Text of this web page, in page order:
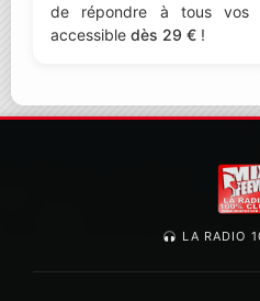
de répondre à tous vos
accessible dès 29 € !
LA RADIO